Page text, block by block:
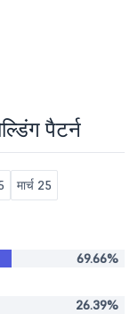
पैटर्न
मार्च 25
69.66%
26.39%